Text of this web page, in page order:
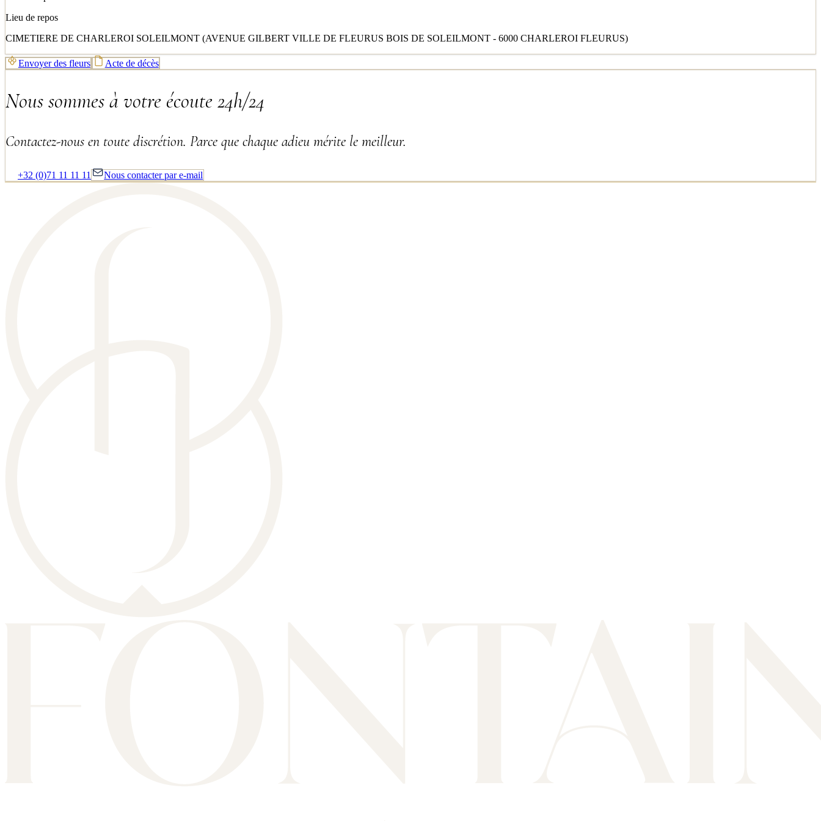
Lieu de repos
CIMETIERE DE CHARLEROI SOLEILMONT (AVENUE GILBERT VILLE DE FLEURUS BOIS DE SOLEILMONT - 6000 CHARLEROI FLEURUS)
Envoyer des fleurs Acte de décès
Nous sommes à votre écoute 24h/24
Contactez-nous en toute discrétion. Parce que chaque adieu mérite le meilleur.
+32 (0)71 11 11 11 Nous contacter par e-mail